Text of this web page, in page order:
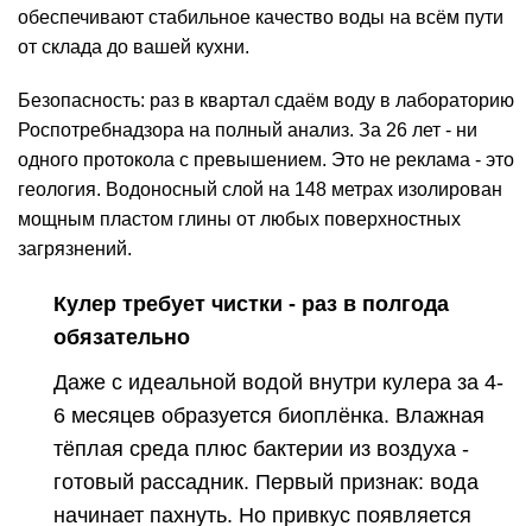
обеспечивают стабильное качество воды на всём пути
от склада до вашей кухни.
Безопасность: раз в квартал сдаём воду в лабораторию
Роспотребнадзора на полный анализ. За 26 лет - ни
одного протокола с превышением. Это не реклама - это
геология. Водоносный слой на 148 метрах изолирован
мощным пластом глины от любых поверхностных
загрязнений.
Кулер требует чистки - раз в полгода
обязательно
Даже с идеальной водой внутри кулера за 4-
6 месяцев образуется биоплёнка. Влажная
тёплая среда плюс бактерии из воздуха -
готовый рассадник. Первый признак: вода
начинает пахнуть. Но привкус появляется